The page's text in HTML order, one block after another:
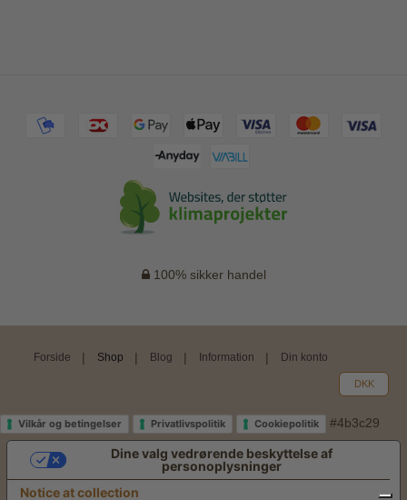
100% sikker handel
Forside Shop Blog Information Din konto
DKK
Vilkår og betingelser Privatlivspolitik Cookiepolitik #4b3c29
Notice at collection
Dine valg vedrørende beskyttelse af
personoplysninger